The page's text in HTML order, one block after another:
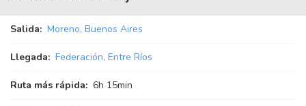
Salida: Moreno, Buenos Aires
Llegada: Federación, Entre Ríos
Ruta más rápida: 6h 15min